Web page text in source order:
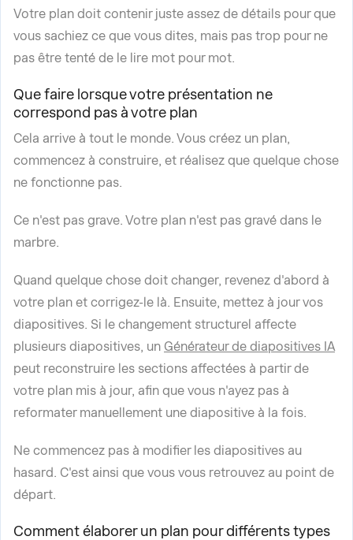
Votre plan doit contenir juste assez de détails pour que
vous sachiez ce que vous dites, mais pas trop pour ne
pas être tenté de le lire mot pour mot.
Que faire lorsque votre présentation ne
correspond pas à votre plan
Cela arrive à tout le monde. Vous créez un plan,
commencez à construire, et réalisez que quelque chose
ne fonctionne pas.
Ce n'est pas grave. Votre plan n'est pas gravé dans le
marbre.
Quand quelque chose doit changer, revenez d'abord à
votre plan et corrigez-le là. Ensuite, mettez à jour vos
diapositives. Si le changement structurel affecte
plusieurs diapositives, un Générateur de diapositives IA
peut reconstruire les sections affectées à partir de
votre plan mis à jour, afin que vous n'ayez pas à
reformater manuellement une diapositive à la fois.
Ne commencez pas à modifier les diapositives au
hasard. C'est ainsi que vous vous retrouvez au point de
départ.
Comment élaborer un plan pour différents types